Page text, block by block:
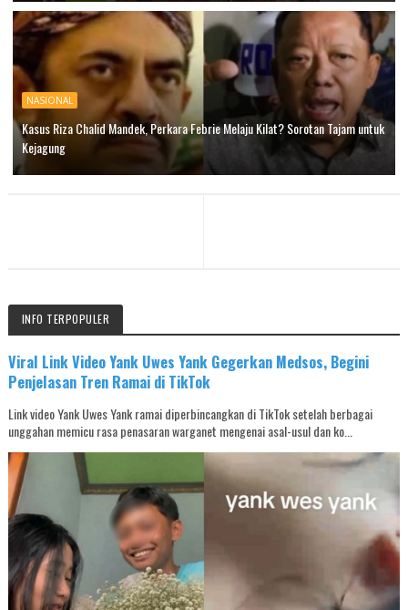
NASIONAL
Kasus Riza Chalid Mandek, Perkara Febrie Melaju Kilat? Sorotan Tajam untuk
Kejagung
INFO TERPOPULER
Viral Link Video Yank Uwes Yank Gegerkan Medsos, Begini
Penjelasan Tren Ramai di TikTok
Link video Yank Uwes Yank ramai diperbincangkan di TikTok setelah berbagai
unggahan memicu rasa penasaran warganet mengenai asal-usul dan ko...